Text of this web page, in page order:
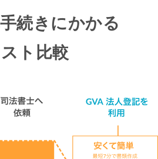
続きにかかる
ト比較